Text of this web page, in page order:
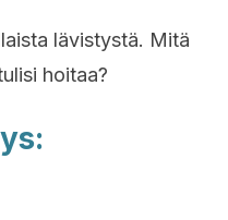
lävistystä. Mitä
hoitaa?